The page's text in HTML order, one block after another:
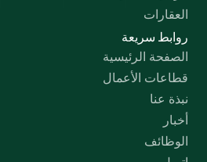
العقارات
روابط سريعة
الصفحة الرئيسية
قطاعات الأعمال
نبذة عنا
أخبار
الوظائف